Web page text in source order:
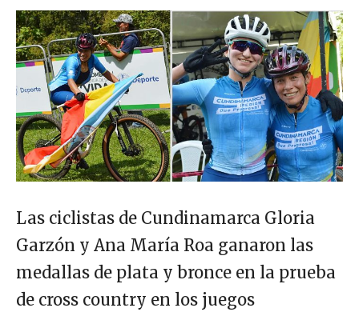
Las ciclistas de Cundinamarca Gloria
Garzón y Ana María Roa ganaron las
medallas de plata y bronce en la prueba
de cross country en los juegos